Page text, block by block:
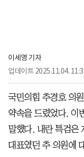
이세영 기자
업데이트 2025.11.04.
국민의힘 추경호 의
약속을 드렸었다. 이
말했다. 내란 특검은
대표였던 추 의원에